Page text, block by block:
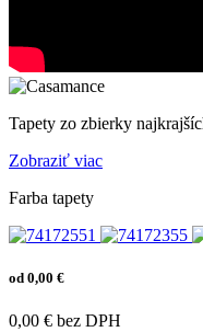
Tapety zo zbierky
Zobraziť viac
Farba tapety
od 0,00 €
0,00 € bez DPH